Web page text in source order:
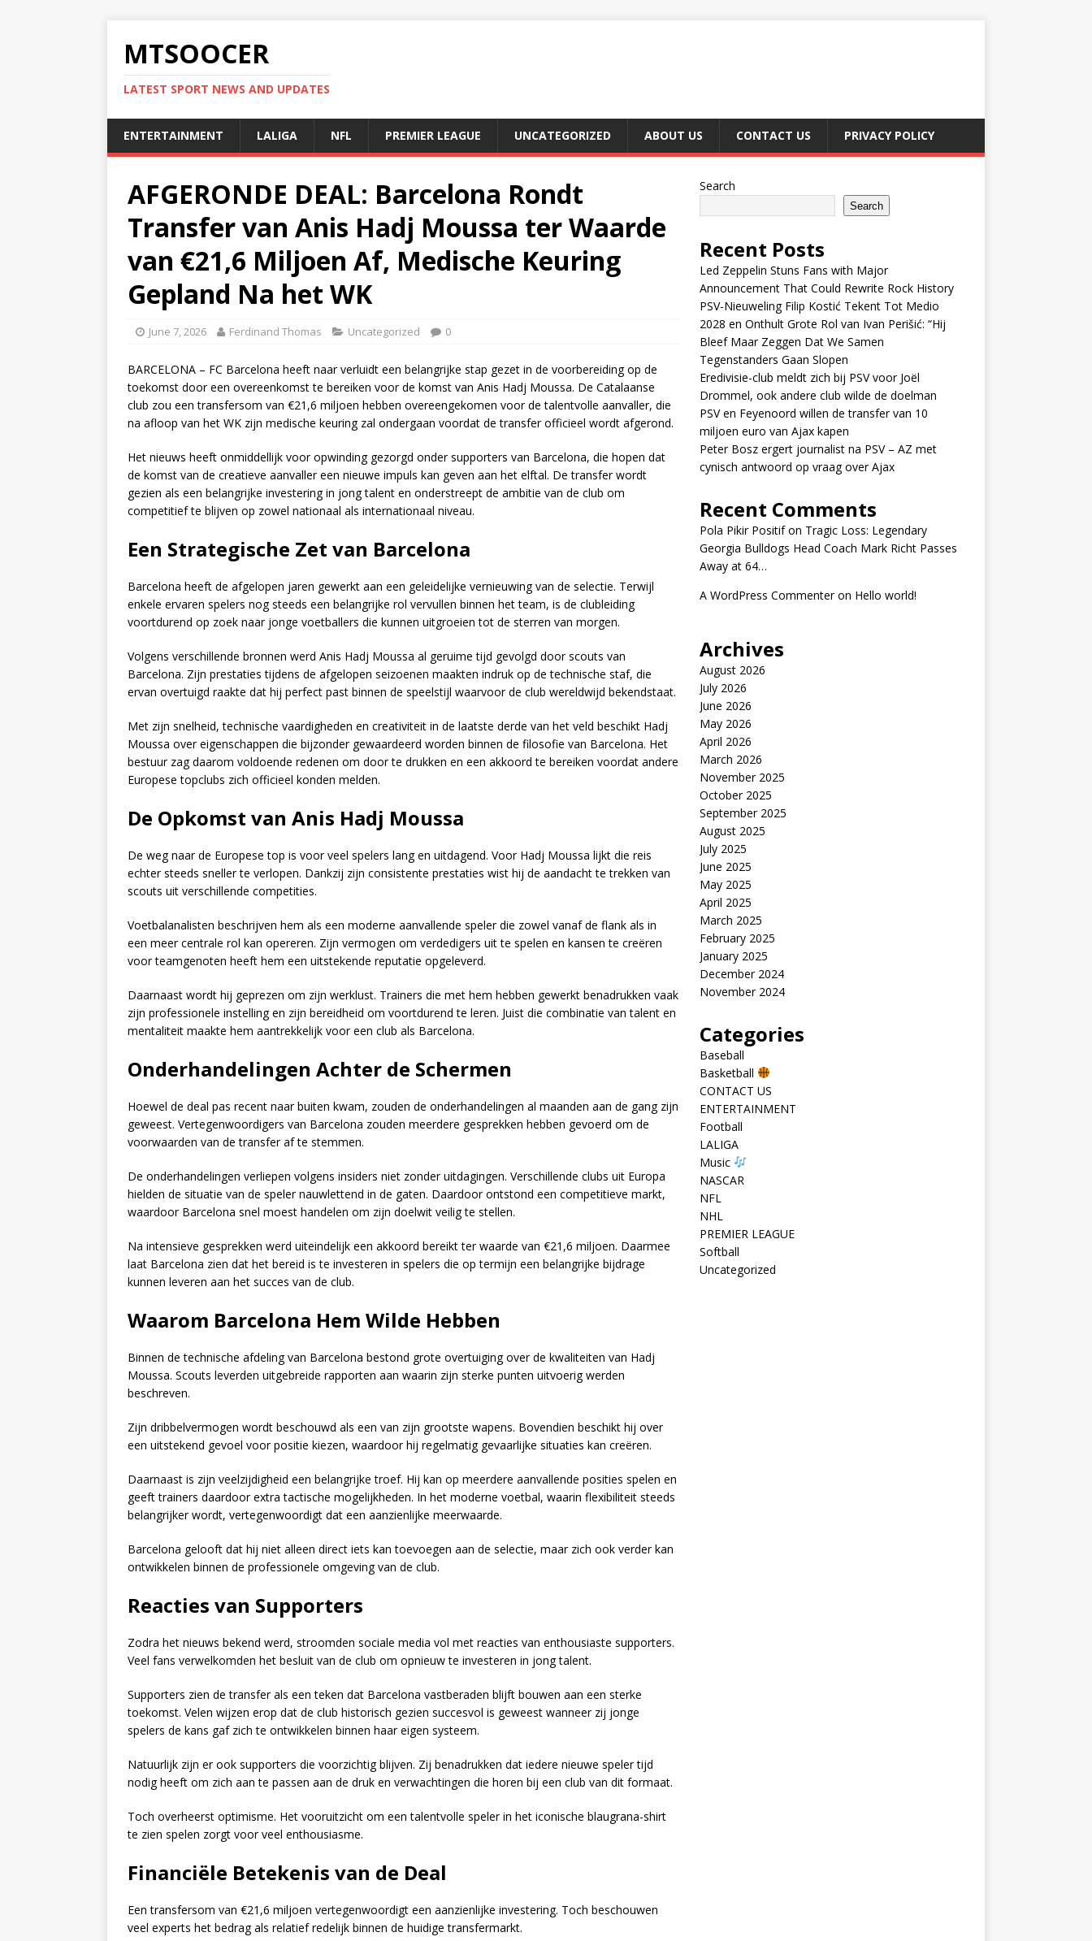
MTSOOCER
LATEST SPORT NEWS AND UPDATES
ENTERTAINMENT LALIGA NFL PREMIER LEAGUE UNCATEGORIZED ABOUT US CONTACT US PRIVACY POLICY
AFGERONDE DEAL: Barcelona Rondt
Transfer van Anis Hadj Moussa ter Waarde
van €21,6 Miljoen Af, Medische Keuring
Gepland Na het WK
June 7, 2026 Ferdinand Thomas Uncategorized 0
BARCELONA – FC Barcelona heeft naar verluidt een belangrijke stap gezet in de voorbereiding op de
toekomst door een overeenkomst te bereiken voor de komst van Anis Hadj Moussa. De Catalaanse
club zou een transfersom van €21,6 miljoen hebben overeengekomen voor de talentvolle aanvaller, die
na afloop van het WK zijn medische keuring zal ondergaan voordat de transfer officieel wordt afgerond.
Het nieuws heeft onmiddellijk voor opwinding gezorgd onder supporters van Barcelona, die hopen dat
de komst van de creatieve aanvaller een nieuwe impuls kan geven aan het elftal. De transfer wordt
gezien als een belangrijke investering in jong talent en onderstreept de ambitie van de club om
competitief te blijven op zowel nationaal als internationaal niveau.
Een Strategische Zet van Barcelona
Barcelona heeft de afgelopen jaren gewerkt aan een geleidelijke vernieuwing van de selectie. Terwijl
enkele ervaren spelers nog steeds een belangrijke rol vervullen binnen het team, is de clubleiding
voortdurend op zoek naar jonge voetballers die kunnen uitgroeien tot de sterren van morgen.
Volgens verschillende bronnen werd Anis Hadj Moussa al geruime tijd gevolgd door scouts van
Barcelona. Zijn prestaties tijdens de afgelopen seizoenen maakten indruk op de technische staf, die
ervan overtuigd raakte dat hij perfect past binnen de speelstijl waarvoor de club wereldwijd bekendstaat.
Met zijn snelheid, technische vaardigheden en creativiteit in de laatste derde van het veld beschikt Hadj
Moussa over eigenschappen die bijzonder gewaardeerd worden binnen de filosofie van Barcelona. Het
bestuur zag daarom voldoende redenen om door te drukken en een akkoord te bereiken voordat andere
Europese topclubs zich officieel konden melden.
De Opkomst van Anis Hadj Moussa
De weg naar de Europese top is voor veel spelers lang en uitdagend. Voor Hadj Moussa lijkt die reis
echter steeds sneller te verlopen. Dankzij zijn consistente prestaties wist hij de aandacht te trekken van
scouts uit verschillende competities.
Voetbalanalisten beschrijven hem als een moderne aanvallende speler die zowel vanaf de flank als in
een meer centrale rol kan opereren. Zijn vermogen om verdedigers uit te spelen en kansen te creëren
voor teamgenoten heeft hem een uitstekende reputatie opgeleverd.
Daarnaast wordt hij geprezen om zijn werklust. Trainers die met hem hebben gewerkt benadrukken vaak
zijn professionele instelling en zijn bereidheid om voortdurend te leren. Juist die combinatie van talent en
mentaliteit maakte hem aantrekkelijk voor een club als Barcelona.
Onderhandelingen Achter de Schermen
Hoewel de deal pas recent naar buiten kwam, zouden de onderhandelingen al maanden aan de gang zijn
geweest. Vertegenwoordigers van Barcelona zouden meerdere gesprekken hebben gevoerd om de
voorwaarden van de transfer af te stemmen.
De onderhandelingen verliepen volgens insiders niet zonder uitdagingen. Verschillende clubs uit Europa
hielden de situatie van de speler nauwlettend in de gaten. Daardoor ontstond een competitieve markt,
waardoor Barcelona snel moest handelen om zijn doelwit veilig te stellen.
Na intensieve gesprekken werd uiteindelijk een akkoord bereikt ter waarde van €21,6 miljoen. Daarmee
laat Barcelona zien dat het bereid is te investeren in spelers die op termijn een belangrijke bijdrage
kunnen leveren aan het succes van de club.
Waarom Barcelona Hem Wilde Hebben
Binnen de technische afdeling van Barcelona bestond grote overtuiging over de kwaliteiten van Hadj
Moussa. Scouts leverden uitgebreide rapporten aan waarin zijn sterke punten uitvoerig werden
beschreven.
Zijn dribbelvermogen wordt beschouwd als een van zijn grootste wapens. Bovendien beschikt hij over
een uitstekend gevoel voor positie kiezen, waardoor hij regelmatig gevaarlijke situaties kan creëren.
Daarnaast is zijn veelzijdigheid een belangrijke troef. Hij kan op meerdere aanvallende posities spelen en
geeft trainers daardoor extra tactische mogelijkheden. In het moderne voetbal, waarin flexibiliteit steeds
belangrijker wordt, vertegenwoordigt dat een aanzienlijke meerwaarde.
Barcelona gelooft dat hij niet alleen direct iets kan toevoegen aan de selectie, maar zich ook verder kan
ontwikkelen binnen de professionele omgeving van de club.
Reacties van Supporters
Zodra het nieuws bekend werd, stroomden sociale media vol met reacties van enthousiaste supporters.
Veel fans verwelkomden het besluit van de club om opnieuw te investeren in jong talent.
Supporters zien de transfer als een teken dat Barcelona vastberaden blijft bouwen aan een sterke
toekomst. Velen wijzen erop dat de club historisch gezien succesvol is geweest wanneer zij jonge
spelers de kans gaf zich te ontwikkelen binnen haar eigen systeem.
Natuurlijk zijn er ook supporters die voorzichtig blijven. Zij benadrukken dat iedere nieuwe speler tijd
nodig heeft om zich aan te passen aan de druk en verwachtingen die horen bij een club van dit formaat.
Toch overheerst optimisme. Het vooruitzicht om een talentvolle speler in het iconische blaugrana-shirt
te zien spelen zorgt voor veel enthousiasme.
Financiële Betekenis van de Deal
Een transfersom van €21,6 miljoen vertegenwoordigt een aanzienlijke investering. Toch beschouwen
veel experts het bedrag als relatief redelijk binnen de huidige transfermarkt.
Search
Search
Recent Posts
Led Zeppelin Stuns Fans with Major
Announcement That Could Rewrite Rock History
PSV-Nieuweling Filip Kostić Tekent Tot Medio
2028 en Onthult Grote Rol van Ivan Perišić: “Hij
Bleef Maar Zeggen Dat We Samen
Tegenstanders Gaan Slopen
Eredivisie-club meldt zich bij PSV voor Joël
Drommel, ook andere club wilde de doelman
PSV en Feyenoord willen de transfer van 10
miljoen euro van Ajax kapen
Peter Bosz ergert journalist na PSV – AZ met
cynisch antwoord op vraag over Ajax
Recent Comments
Pola Pikir Positifon Tragic Loss: Legendary
Georgia Bulldogs Head Coach Mark Richt Passes
Away at 64…
A WordPress Commenteron Hello world!
Archives
August 2026
July 2026
June 2026
May 2026
April 2026
March 2026
November 2025
October 2025
September 2025
August 2025
July 2025
June 2025
May 2025
April 2025
March 2025
February 2025
January 2025
December 2024
November 2024
Categories
Baseball
Basketball
CONTACT US
ENTERTAINMENT
Football
LALIGA
Music
NASCAR
NFL
NHL
PREMIER LEAGUE
Softball
Uncategorized